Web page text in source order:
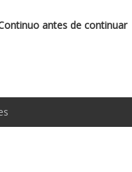
antes de continuar